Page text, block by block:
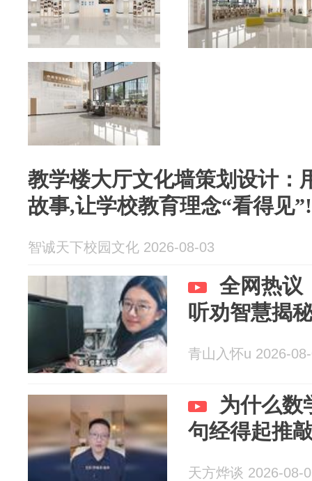
教学楼大厅文化墙策划设计：
故事,让学校教育理念“看得见”!
智诚天下校园文化 2026-08-03
全网热议
听劝智慧揭
青山入怀u 2026-
为什么数
句经得起推
天方烨谈 2026-08-